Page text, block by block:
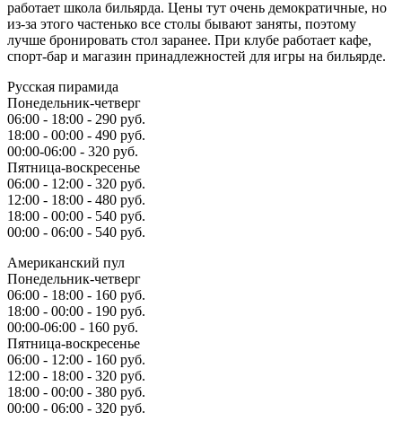
работает школа бильярда. Цены тут очень демократичные, но
из-за этого частенько все столы бывают заняты, поэтому
лучше бронировать стол заранее. При клубе работает кафе,
спорт-бар и магазин принадлежностей для игры на бильярде.
Русская пирамида
Понедельник-четверг
06:00 - 18:00 - 290 руб.
18:00 - 00:00 - 490 руб.
00:00-06:00 - 320 руб.
Пятница-воскресенье
06:00 - 12:00 - 320 руб.
12:00 - 18:00 - 480 руб.
18:00 - 00:00 - 540 руб.
00:00 - 06:00 - 540 руб.
Американский пул
Понедельник-четверг
06:00 - 18:00 - 160 руб.
18:00 - 00:00 - 190 руб.
00:00-06:00 - 160 руб.
Пятница-воскресенье
06:00 - 12:00 - 160 руб.
12:00 - 18:00 - 320 руб.
18:00 - 00:00 - 380 руб.
00:00 - 06:00 - 320 руб.